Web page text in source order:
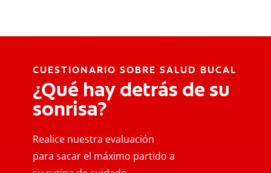
CUESTIONARIO SOBRE SALUD BUCAL
¿Qué hay detrás de su
sonrisa?
Realice nuestra evaluación
para sacar el máximo partido a